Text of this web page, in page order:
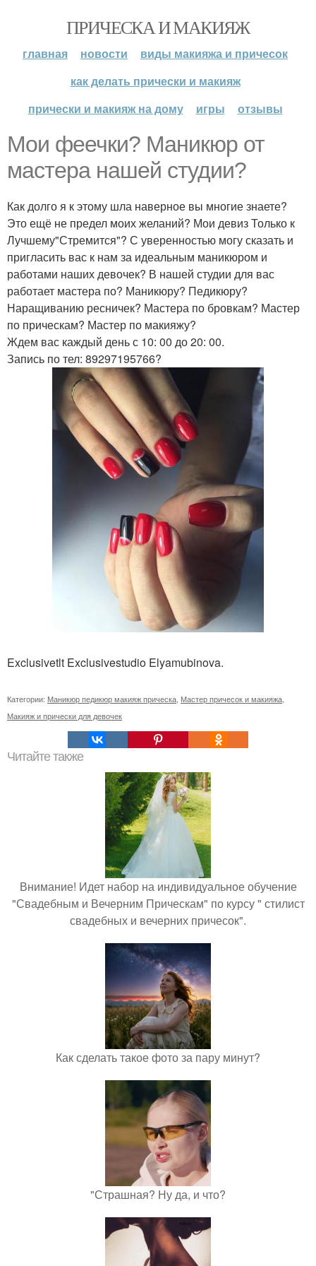
ПРИЧЕСКА И МАКИЯЖ
главная новости
виды макияжа и причесок
как делать прически и макияж
прически и макияж на дому
игры отзывы
Мои феечки? Маникюр от
мастера нашей студии?
Как долго я к этому шла наверное вы многие знаете?
Это ещё не предел моих желаний? Мои девиз Только к
Лучшему"Стремится"? С уверенностью могу сказать и
пригласить вас к нам за идеальным маникюром и
работами наших девочек? В нашей студии для вас
работает мастера по? Маникюру? Педикюру?
Наращиванию ресничек? Мастера по бровкам? Мастер
по прическам? Мастер по макияжу?
Ждем вас каждый день с 10: 00 до 20: 00.
Запись по тел: 89297195766?
Exclusivetlt Exclusivestudio Elyamubinova.
Категории: Маникюр педикюр макияж прическа Мастер причесок и макияжа
Макияж и прически для девочек
Читайте также
Внимание! Идет набор на индивидуальное обучение
"Свадебным и Вечерним Прическам" по курсу " стилист
свадебных и вечерних причесок".
Как сделать такое фото за пару минут?
"Страшная? Ну да, и что?